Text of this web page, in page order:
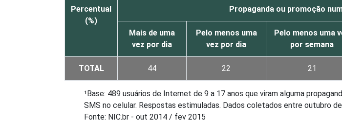
Percentual
(%)
Propaganda ou promoção
Mais de uma
vez por dia
Pelo menos uma
vez por dia
Pelo menos uma
por semana
TOTAL 44 22 21
¹Base: 489 usuários de Internet de 9 a 17 anos que viram alguma
SMS no celular. Respostas estimuladas. Dados coletados entre outubro
Fonte: NIC.br - out 2014 / fev 2015